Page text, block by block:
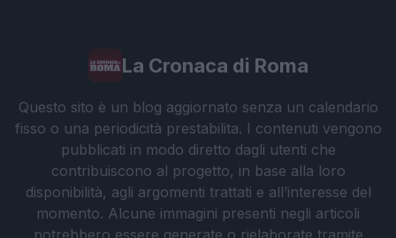
La Cronaca di Roma
Questo sito è un blog aggiornato senza un calendario
fisso o una periodicità prestabilita. I contenuti vengono
pubblicati in modo diretto dagli utenti che
contribuiscono al progetto, in base alla loro
disponibilità, agli argomenti trattati e all’interesse del
momento. Alcune immagini presenti negli articoli